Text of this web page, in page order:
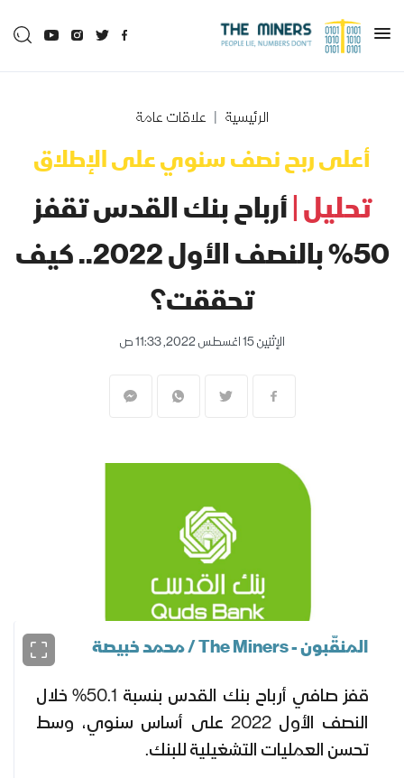
الرئيسية علاقات عامة
أعلى ربح نصف سنوي على الإطلاق
تحليل |أرباح بنك القدس تقفز
50% بالنصف الأول 2022.. كيف
تحققت؟
الإثنين 15 اغسطس 2022, 11:33 ص
المنقّبون - The Miners / محمد خبيصة
قفز صافي أرباح بنك القدس بنسبة 50.1% خلال
النصف الأول 2022 على أساس سنوي، وسط
تحسن العمليات التشغيلية للبنك.